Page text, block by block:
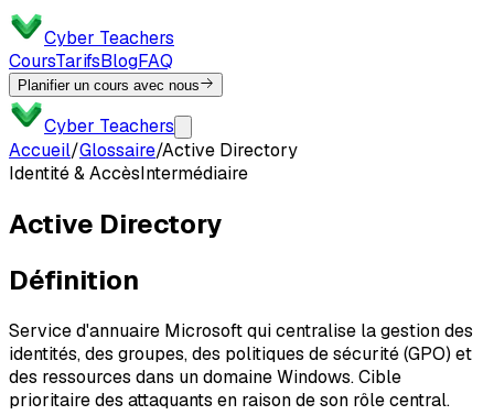
Cyber Teachers
CoursTarifsBlogFAQ
Planifier un cours avec nous
Cyber Teachers
Accueil/Glossaire/Active Directory
Identité & AccèsIntermédiaire
Active Directory
Définition
Service d'annuaire Microsoft qui centralise la gestion des
identités, des groupes, des politiques de sécurité (GPO) et
des ressources dans un domaine Windows. Cible
prioritaire des attaquants en raison de son rôle central.